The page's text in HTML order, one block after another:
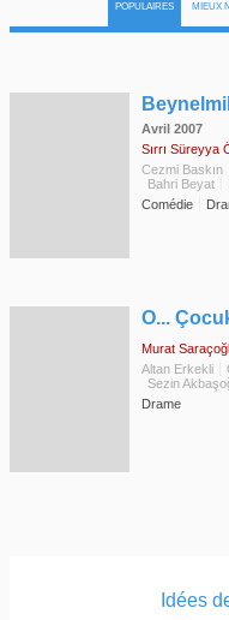
POPULAIRES MIEUX
Avril 2007
Sırrı Süreyya
Cezmi Baskın
Bahri Beyat
Comédie
O...
Murat
Altan Erkekli
Sezin
Drame
Idées